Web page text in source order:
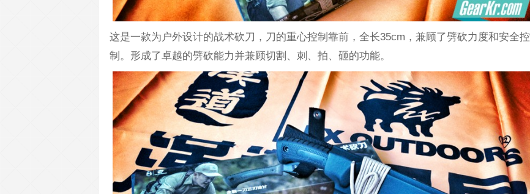
这是一款为户外设计的战术砍刀，刀的重心控制靠前，全长35cm，兼顾了劈砍力度和安全控
制。形成了卓越的劈砍能力并兼顾切割、刺、拍、砸的功能。